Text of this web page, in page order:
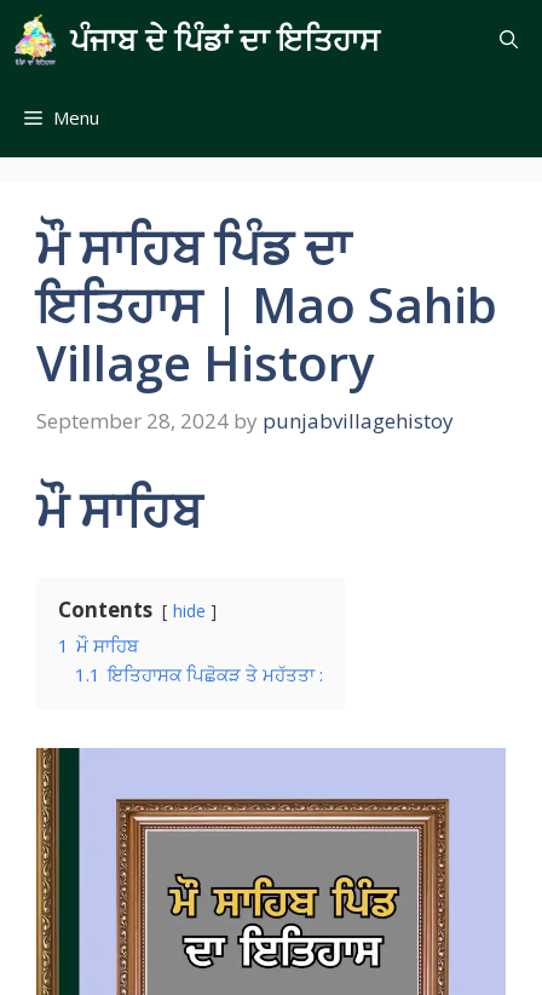
Skip
to
content
ਪੰਜਾਬ ਦੇ ਪਿੰਡਾਂ ਦਾ ਇਤਿਹਾਸ
Menu
ਮੌ ਸਾਹਿਬ ਪਿੰਡ ਦਾ
ਇਤਿਹਾਸ | Mao Sahib
Village History
September 28, 2024 by punjabvillagehistoy
ਮੌ ਸਾਹਿਬ
Contents hide
1 ਮੌ ਸਾਹਿਬ
1.1 ਇਤਿਹਾਸਕ ਪਿਛੋਕੜ ਤੇ ਮਹੱਤਤਾ :